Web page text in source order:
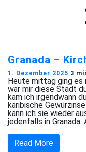
Granada –
1. Dezember 2025 3
Heute mittag ging es
war mir diese Stadt
kam ich irgendwann
karibische
kann ich sie wieder
jedenfalls in Granada.
Read More